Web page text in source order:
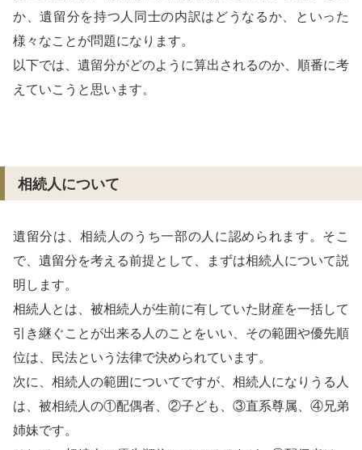
か、遺留分を持つ人同士の内訳はどうなるか、といった
様々なことが問題になります。
以下では、遺留分がどのように算出されるのか、順番に考
えていこうと思います。
相続人について
遺留分は、相続人のうち一部の人に認められます。そこ
で、遺留分を考える前提として、まずは相続人について説
明します。
相続人とは、被相続人が生前に有していた財産を一括して
引き継ぐことが出来る人のことをいい、その範囲や優先順
位は、民法という法律で決められています。
次に、相続人の範囲についてですが、相続人になりうる人
は、被相続人の①配偶者、②子ども、③直系尊属、④兄弟
姉妹です。